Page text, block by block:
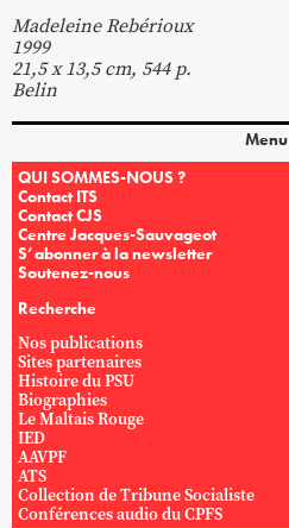
Madeleine Rebérioux
1999
21,5 x 13,5 cm, 544 p.
Belin
Menu
QUI SOMMES-NOUS ?
Contact ITS
Contact CJS
Centre Jacques-Sauvageot
S’abonner à la newsletter
Soutenez-nous
Recherche
Nos publications
Sites partenaires
Histoire du PSU
Biographies
Le Maltais Rouge
IED
AAVPF
ATS
Collection de Tribune Socialiste
Conférences audio du CPFS